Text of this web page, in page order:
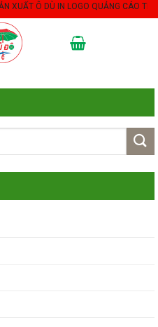
Ô DÙ IN LOGO QUẢNG CÁO THEO